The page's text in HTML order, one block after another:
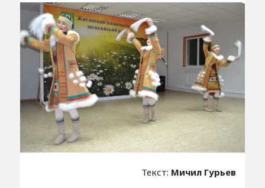
Текст: Мичил Гурьев